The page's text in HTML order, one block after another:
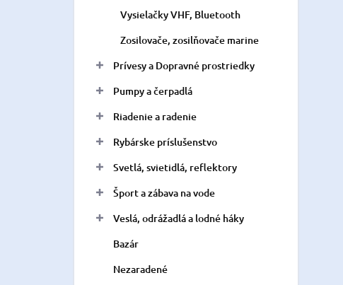
Vysielačky VHF, Bluetooth
Zosilovače, zosilňovače marine
Prívesy a Dopravné prostriedky
Pumpy a čerpadlá
Riadenie a radenie
Rybárske príslušenstvo
Svetlá, svietidlá, reflektory
Šport a zábava na vode
Veslá, odrážadlá a lodné háky
Bazár
Nezaradené